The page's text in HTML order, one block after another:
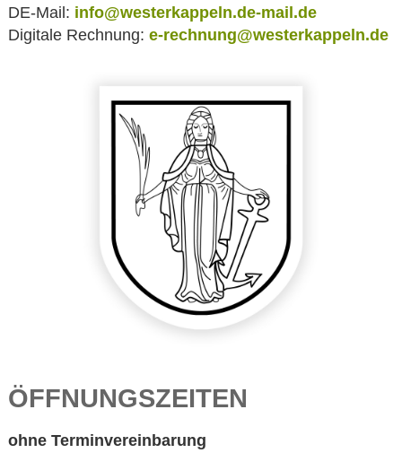
DE-Mail: info@westerkappeln.de-mail.de
Digitale Rechnung: e-rechnung@westerkappeln.de
ÖFFNUNGSZEITEN
ohne Terminvereinbarung